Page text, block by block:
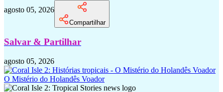
agosto 05, 2026
Compartilhar
Salvar & Partilhar
agosto 05, 2026
O Mistério do Holandês Voador